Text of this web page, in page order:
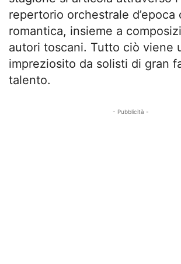
repertorio orchestrale d’epoca
romantica, insieme a
autori toscani. Tutto ciò viene
impreziosito da solisti di gran
talento.
- Pubblicità -